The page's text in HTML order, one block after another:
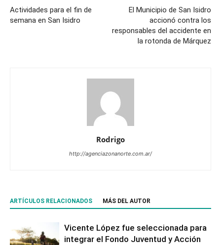
Actividades para el fin de
semana en San Isidro
El Municipio de San Isidro
accionó contra los
responsables del accidente en
la rotonda de Márquez
Rodrigo
http://agenciazonanorte.com.ar/
ARTÍCULOS RELACIONADOS MÁS DEL AUTOR
Vicente López fue seleccionada para
integrar el Fondo Juventud y Acción